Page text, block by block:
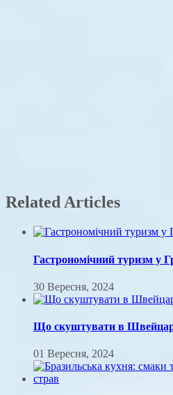
Related Articles
Гастрономічний туризм у
30 Вересня, 2024
Що скуштувати в
01 Вересня, 2024